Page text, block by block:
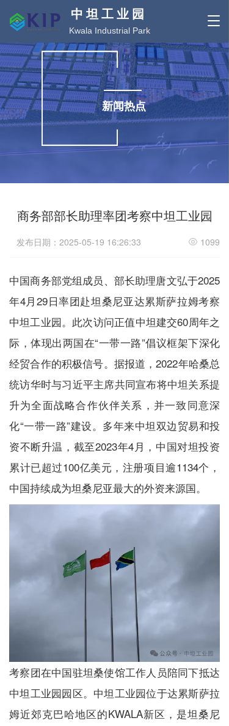
新闻热点
T
g
g
l
e
n
v
g
中 坦 工 业 园
Kwala Industrial Park
商务部部长助理率团考察中坦工业园
发布日期：2025-05-19 16:26:33 1099
中国商务部党组成员、部长助理唐文弘于2025
年4月29日率团赴坦桑尼亚达累斯萨拉姆考察
中坦工业园。此次访问正值中坦建交60周年之
际，体现出两国在“一带一路”倡议框架下深化
经贸合作的积极信号。据报道，2022年哈桑总
统访华时与习近平主席共同宣布将中坦关系提
升为全面战略合作伙伴关系，并一致同意深
化“一带一路”建设。多年来中坦双边贸易和投
资不断升温，截至2023年4月，中国对坦投资
累计已超过100亿美元，注册项目逾1134个，
中国持续成为坦桑尼亚最大的外资来源国。
考察团在中国驻坦桑使馆工作人员陪同下抵达
中坦工业园园区。中坦工业园位于达累斯萨拉
姆近郊克巴哈地区的KWALA新区，是坦桑尼